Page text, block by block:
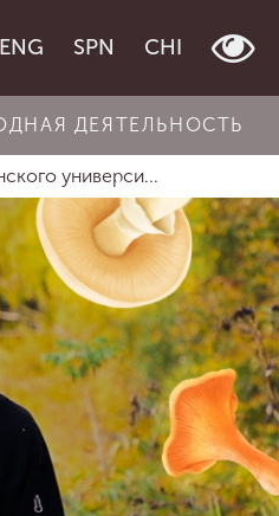
ENG SPN CHI
ДЕЯТЕЛЬНОСТЬ
универси...